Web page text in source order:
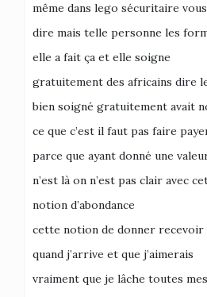
même dans lego sécuritaire
dire mais telle personne les
elle a fait ça et elle soigne
gratuitement des africains dire
bien soigné gratuitement avait
ce que c’est il faut pas faire
parce que ayant donné une
n’est là on n’est pas clair avec
notion d’abondance
cette notion de donner recevoir
quand j’arrive et que j’aimerais
vraiment que je lâche toutes mes